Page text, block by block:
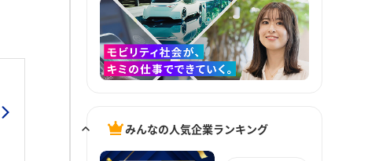
みんなの人気企業ランキング